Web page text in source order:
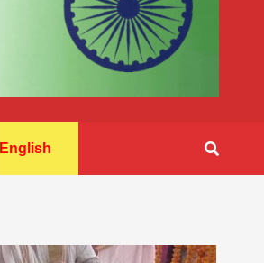
English